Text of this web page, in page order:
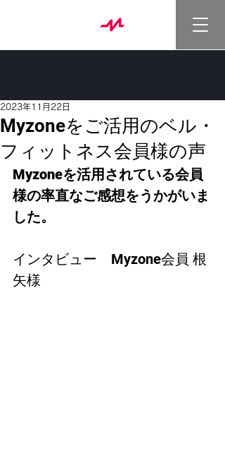
Myzoneをご活用のベル・
フィットネス会員様の声
2023年11月22日
Myzoneを活用されている会員
様の率直なご感想をうかがいま
した。
インタビュー　Myzone会員 根
矢様